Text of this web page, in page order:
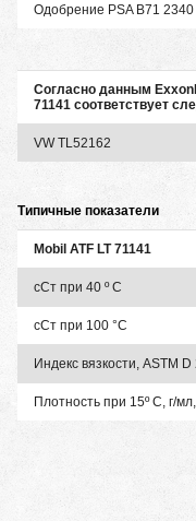
Одобрение PSA B71 2340
Согласно данным
71141 соответствует
VW TL52162
Типичные показатели
Mobil ATF LT 71141
сСт при 40 º C
сСт при 100 °С
Индекс вязкости, ASTM
Плотность при 15º C, г/